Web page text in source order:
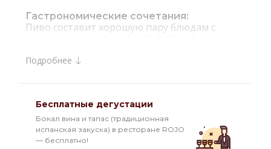
Гастрономические сочетания:
Пиво составит хорошую пару блюдам с
сырами.
сваренный по оригинальной рецептуре на
заводе пивоваренной компании `Балтика`,
которая входит в состав Carlsberg Group.
Пиво производится из чистой воды, светлого
Подробнее
Бесплатные дегустации
Бокал вина и тапас (традиционная
испанская закуска) в ресторане ROJO
— бесплатно!